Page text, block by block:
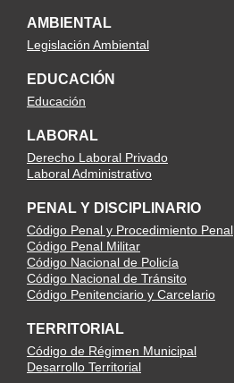
AMBIENTAL
Legislación Ambiental
EDUCACIÓN
Educación
LABORAL
Derecho Laboral Privado
Laboral Administrativo
PENAL Y DISCIPLINARIO
Código Penal y Procedimiento Penal
Código Penal Militar
Código Nacional de Policía
Código Nacional de Tránsito
Código Penitenciario y Carcelario
TERRITORIAL
Código de Régimen Municipal
Desarrollo Territorial